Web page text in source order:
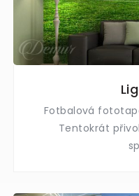
Fotbalová
Tentokrát